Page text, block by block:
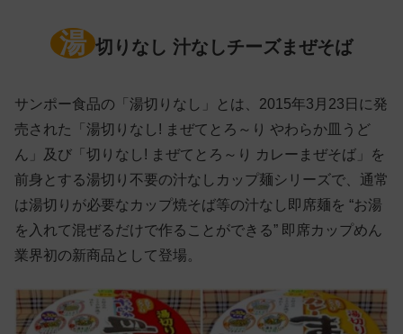
湯 切りなし 汁なしチーズまぜそば
サンポー食品の「湯切りなし」とは、2015年3月23日に発
売された「湯切りなし! まぜてとろ～り やわらか皿うど
ん」及び「切りなし! まぜてとろ～り カレーまぜそば」を
前身とする湯切り不要の汁なしカップ麺シリーズで、通常
は湯切りが必要なカップ焼そば等の汁なし即席麺を “お湯
を入れて混ぜるだけで作ることができる” 即席カップめん
業界初の新商品として登場。